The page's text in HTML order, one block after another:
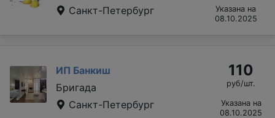
Санкт-Петербург
Указана на
08.10.2025
ИП Банкиш
Бригада
Санкт-Петербург
110
руб/шт.
Указана на
08.10.2025